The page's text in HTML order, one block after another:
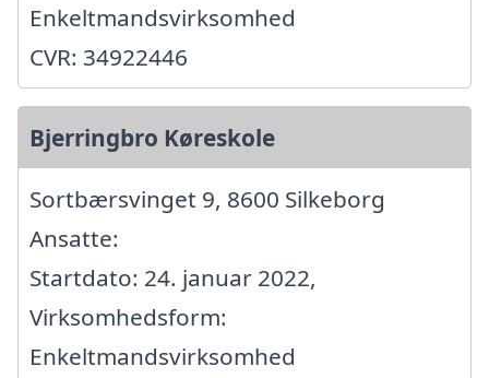
Enkeltmandsvirksomhed
CVR: 34922446
Bjerringbro Køreskole
Sortbærsvinget 9, 8600 Silkeborg
Ansatte:
Startdato: 24. januar 2022,
Virksomhedsform:
Enkeltmandsvirksomhed